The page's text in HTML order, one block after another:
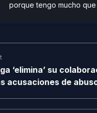
porque tengo mucho que
‘elimina’ su
acusaciones de